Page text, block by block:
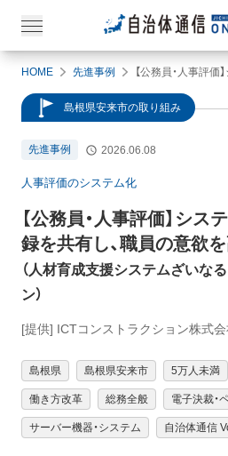
HOME 先進事例
島根県安来市の取り組み
先進事例 2026.06.08
人事評価のシステム化
【公務員・人事評価】 シス
録を共有し、職員の意欲
（ 人材育成支援システムざいなる
ン）
[提供] ICTコンストラクション株式会
島根県 島根県安来市 5万人未満
働き方改革 総務全般 電子決裁・
サーバー機器・システム 自治体通信